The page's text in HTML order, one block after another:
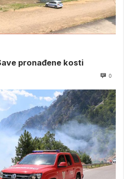
pronađene kosti
0